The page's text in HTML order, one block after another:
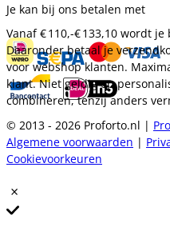
Je kan bij ons betalen met
Vanaf€ 110,-€ 133,10 wordt je
Daaronder betaal je
voor webshop klanten.
klant. Niet geldig op
combineren, tenzij anders
© 2013 - 2026 Proforto.nl |
Algemene voorwaarden |
Cookievoorkeuren